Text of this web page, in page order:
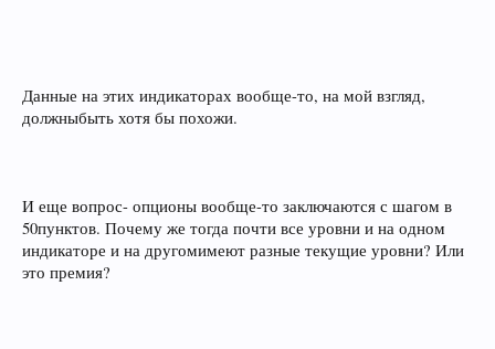
Данные на этих индикаторах вообще-то, на мой взгляд,
должныбыть хотя бы похожи.
И еще вопрос- опционы вообще-то заключаются с шагом в
50пунктов. Почему же тогда почти все уровни и на одном
индикаторе и на другомимеют разные текущие уровни? Или
это премия?